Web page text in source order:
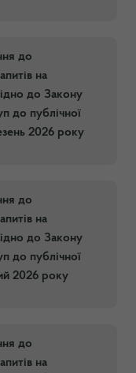
до
на
до Закону
до публічної
2026 року
до
на
до Закону
до публічної
2026 року
до
на